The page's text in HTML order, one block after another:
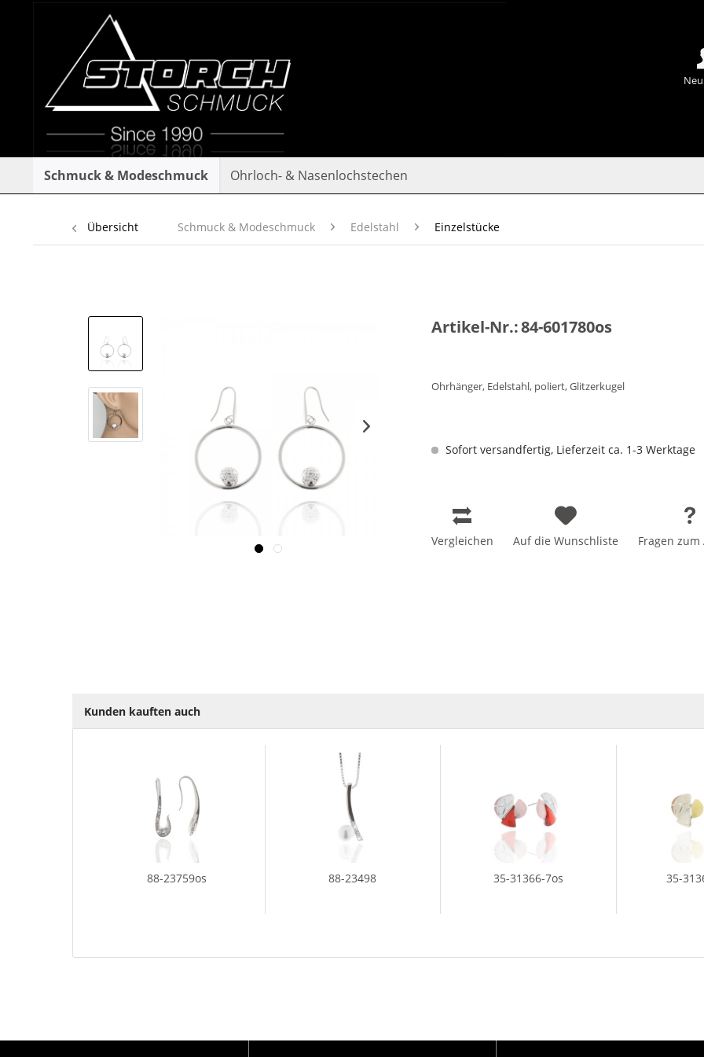
Schmuck & Modeschmuck Ohrloch- & Nasenlochstechen
Übersicht Schmuck & Modeschmuck Edelstahl Einzelstücke
Artikel-Nr.:84-601780os
Ohrhänger, Edelstahl, poliert, Glitzerkugel
Sofort versandfertig, Lieferzeit ca. 1-3 Werktage
Vergleichen Auf die Wunschliste Fragen zum
Kunden kauften auch
88-23759os 88-23498 35-31366-7os 35-